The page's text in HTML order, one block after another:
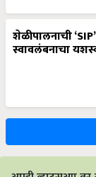
शेळीपालनाची
स्वावलंबनाचा